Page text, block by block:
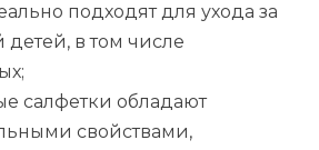
подходят для ухода за
в том числе
салфетки обладают
свойствами,